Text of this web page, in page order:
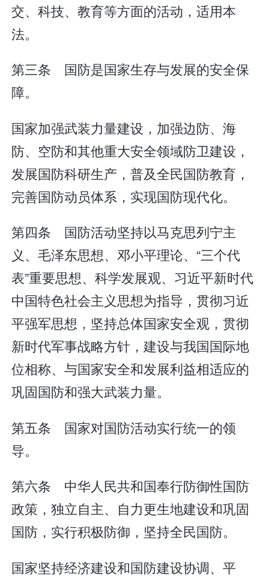
交、科技、教育等方面的活动，适用本
法。
第三条 国防是国家生存与发展的安全保
障。
国家加强武装力量建设，加强边防、海
防、空防和其他重大安全领域防卫建设，
发展国防科研生产，普及全民国防教育，
完善国防动员体系，实现国防现代化。
第四条 国防活动坚持以马克思列宁主
义、毛泽东思想、邓小平理论、“三个代
表”重要思想、科学发展观、习近平新时代
中国特色社会主义思想为指导，贯彻习近
平强军思想，坚持总体国家安全观，贯彻
新时代军事战略方针，建设与我国国际地
位相称、与国家安全和发展利益相适应的
巩固国防和强大武装力量。
第五条 国家对国防活动实行统一的领
导。
第六条 中华人民共和国奉行防御性国防
政策，独立自主、自力更生地建设和巩固
国防，实行积极防御，坚持全民国防。
国家坚持经济建设和国防建设协调、平